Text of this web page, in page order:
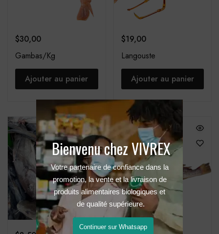
$30,00
Gambas/Kg
Ajouter au panier
$19,00
Langouste
Ajouter au panier
Bienvenu chez VIVREX
Votre partenaire de confiance dans la
promotion, la vente et la livraison de
produits alimentaires biologiques et
de qualité supérieure.
Continuer sur Whatsapp